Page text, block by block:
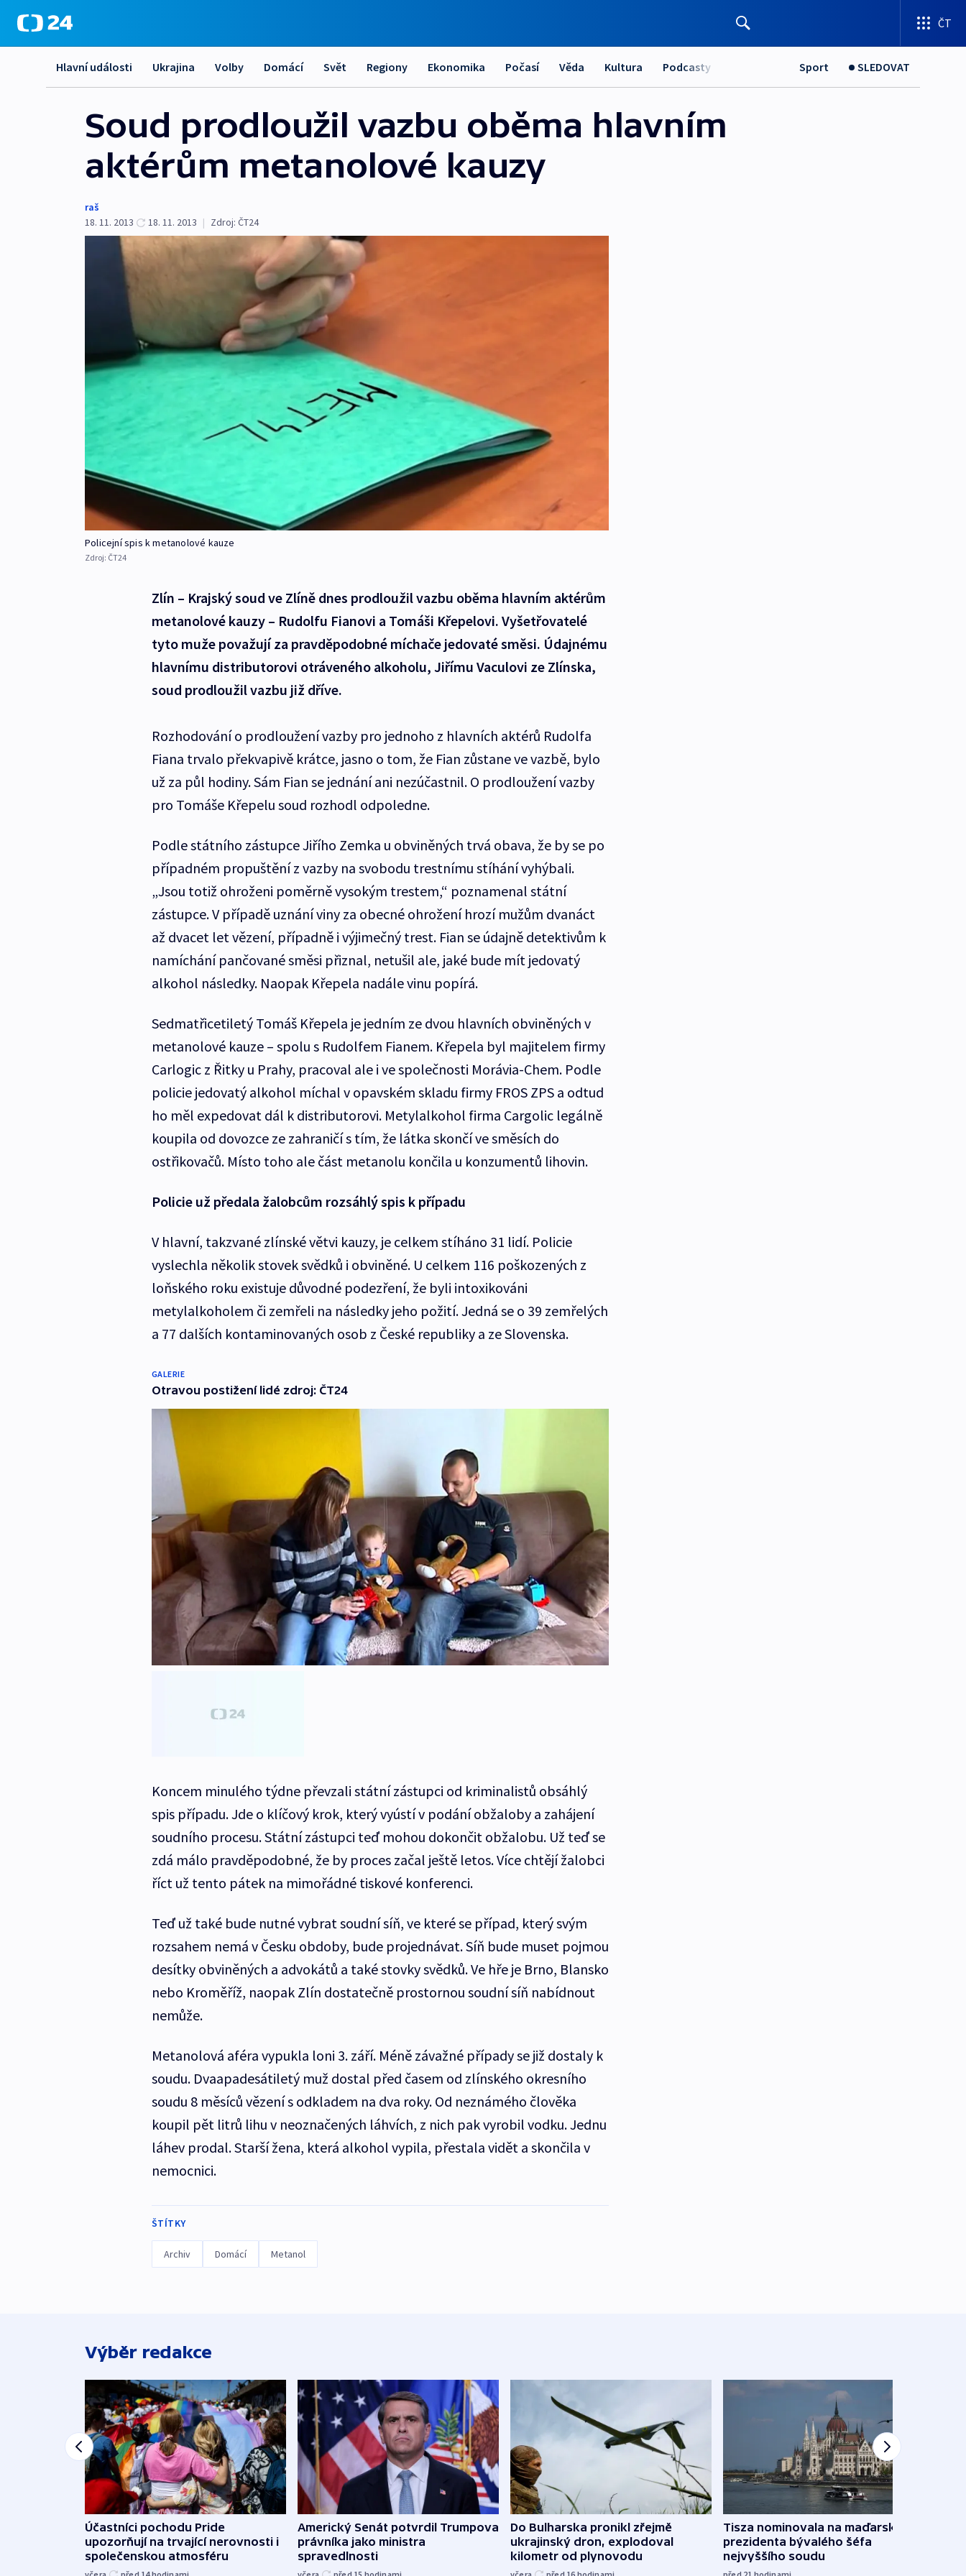
ČT
Hlavní události Ukrajina Volby Domácí Svět Regiony Ekonomika Počasí Věda Kultura Podcasty Sport SLEDOVAT
Soud prodloužil vazbu oběma hlavním
aktérům metanolové kauzy
raš
18. 11. 2013
18. 11. 2013 | Zdroj: ČT24
Policejní spis k metanolové kauze
Zdroj: ČT24
Zlín – Krajský soud ve Zlíně dnes prodloužil vazbu oběma hlavním aktérům
metanolové kauzy – Rudolfu Fianovi a Tomáši Křepelovi. Vyšetřovatelé
tyto muže považují za pravděpodobné míchače jedovaté směsi. Údajnému
hlavnímu distributorovi otráveného alkoholu, Jiřímu Vaculovi ze Zlínska,
soud prodloužil vazbu již dříve.
Rozhodování o prodloužení vazby pro jednoho z hlavních aktérů Rudolfa
Fiana trvalo překvapivě krátce, jasno o tom, že Fian zůstane ve vazbě, bylo
už za půl hodiny. Sám Fian se jednání ani nezúčastnil. O prodloužení vazby
pro Tomáše Křepelu soud rozhodl odpoledne.
Podle státního zástupce Jiřího Zemka u obviněných trvá obava, že by se po
případném propuštění z vazby na svobodu trestnímu stíhání vyhýbali.
„Jsou totiž ohroženi poměrně vysokým trestem,“ poznamenal státní
zástupce. V případě uznání viny za obecné ohrožení hrozí mužům dvanáct
až dvacet let vězení, případně i výjimečný trest. Fian se údajně detektivům k
namíchání pančované směsi přiznal, netušil ale, jaké bude mít jedovatý
alkohol následky. Naopak Křepela nadále vinu popírá.
Sedmatřicetiletý Tomáš Křepela je jedním ze dvou hlavních obviněných v
metanolové kauze – spolu s Rudolfem Fianem. Křepela byl majitelem firmy
Carlogic z Řitky u Prahy, pracoval ale i ve společnosti Morávia-Chem. Podle
policie jedovatý alkohol míchal v opavském skladu firmy FROS ZPS a odtud
ho měl expedovat dál k distributorovi. Metylalkohol firma Cargolic legálně
koupila od dovozce ze zahraničí s tím, že látka skončí ve směsích do
ostřikovačů. Místo toho ale část metanolu končila u konzumentů lihovin.
Policie už předala žalobcům rozsáhlý spis k případu
V hlavní, takzvané zlínské větvi kauzy, je celkem stíháno 31 lidí. Policie
vyslechla několik stovek svědků i obviněné. U celkem 116 poškozených z
loňského roku existuje důvodné podezření, že byli intoxikováni
metylalkoholem či zemřeli na následky jeho požití. Jedná se o 39 zemřelých
a 77 dalších kontaminovaných osob z České republiky a ze Slovenska.
GALERIE
Otravou postižení lidé zdroj: ČT24
Koncem minulého týdne převzali státní zástupci od kriminalistů obsáhlý
spis případu. Jde o klíčový krok, který vyústí v podání obžaloby a zahájení
soudního procesu. Státní zástupci teď mohou dokončit obžalobu. Už teď se
zdá málo pravděpodobné, že by proces začal ještě letos. Více chtějí žalobci
říct už tento pátek na mimořádné tiskové konferenci.
Teď už také bude nutné vybrat soudní síň, ve které se případ, který svým
rozsahem nemá v Česku obdoby, bude projednávat. Síň bude muset pojmou
desítky obviněných a advokátů a také stovky svědků. Ve hře je Brno, Blansko
nebo Kroměříž, naopak Zlín dostatečně prostornou soudní síň nabídnout
nemůže.
Metanolová aféra vypukla loni 3. září. Méně závažné případy se již dostaly k
soudu. Dvaapadesátiletý muž dostal před časem od zlínského okresního
soudu 8 měsíců vězení s odkladem na dva roky. Od neznámého člověka
koupil pět litrů lihu v neoznačených láhvích, z nich pak vyrobil vodku. Jednu
láhev prodal. Starší žena, která alkohol vypila, přestala vidět a skončila v
nemocnici.
ŠTÍTKY
Archiv Domácí Metanol
Výběr redakce
Účastníci pochodu Pride
upozorňují na trvající nerovnosti i
společenskou atmosféru
Americký Senát potvrdil Trumpova
právníka jako ministra
spravedlnosti
Do Bulharska pronikl zřejmě
ukrajinský dron, explodoval
kilometr od plynovodu
Tisza nominovala na maďarského
prezidenta bývalého šéfa
nejvyššího soudu